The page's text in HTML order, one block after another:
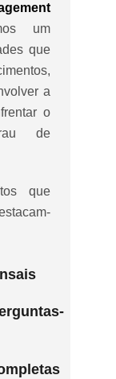
um
que
a
o
de
que